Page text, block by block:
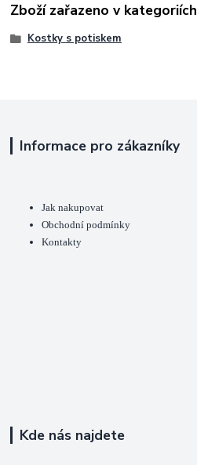
Zboží zařazeno v kategoriích
Kostky s potiskem
Informace pro zákazníky
Jak nakupovat
Obchodní podmínky
Kontakty
Kde nás najdete